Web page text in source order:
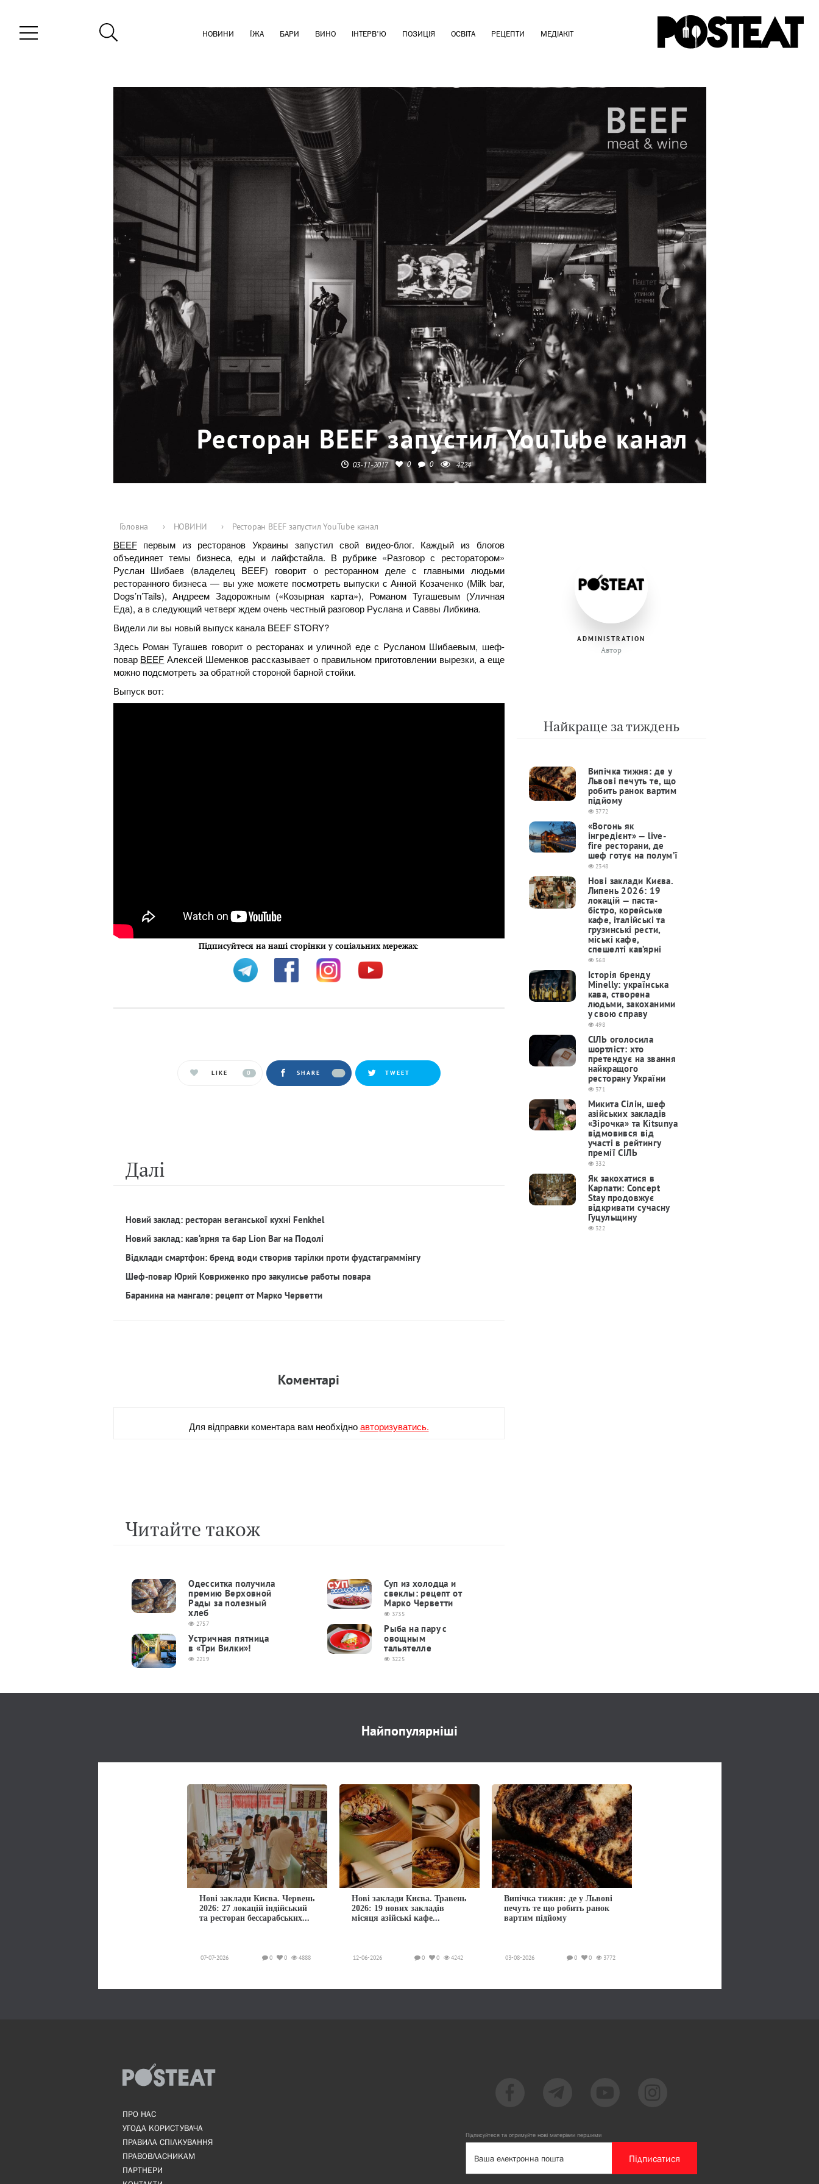
НОВИНИ ЇЖА БАРИ ВИНО ІНТЕРВ'Ю ПОЗИЦІЯ ОСВІТА РЕЦЕПТИ МЕДІАКІТ
Ресторан BEEF запустил YouTube канал
03-11-2017 0 0 4224
Головна › НОВИНИ › Ресторан BEEF запустил YouTube канал
BEEFпервым из ресторанов Украины запустил свой видео-блог. Каждый из блогов
объединяет темы бизнеса, еды и лайфстайла. В рубрике «Разговор с ресторатором»
Руслан Шибаев (владелец BEEF) говорит о ресторанном деле с главными людьми
ресторанного бизнеса — вы уже можете посмотреть выпуски с Анной Козаченко (Milk bar,
Dogs’n’Tails), Андреем Задорожным («Козырная карта»), Романом Тугашевым (Уличная
Еда), а в следующий четверг ждем очень честный разговор Руслана и Саввы Либкина.
Видели ли вы новый выпуск канала BEEF STORY?
Здесь Роман Тугашев говорит о ресторанах и уличной еде с Русланом Шибаевым, шеф-
повар BEEF Алексей Шеменков рассказывает о правильном приготовлении вырезки, а еще
можно подсмотреть за обратной стороной барной стойки.
Выпуск вот:
Підписуйтеся на наші сторінки у соціальних мережах:
LIKE 0 SHARE TWEET
Далi
Новий заклад: ресторан веганської кухні Fenkhel
Новий заклад: кав‘ярня та бар Lion Bar на Подолі
Відклади смартфон: бренд води створив тарілки проти фудстаграммінгу
Шеф-повар Юрий Ковриженко про закулисье работы повара
Баранина на мангале: рецепт от Марко Черветти
Коментарi
Для вiдправки коментара вам необхiдноавторизуватись.
Читайте також
Одесситка получила
премию Верховной
Рады за полезный
хлеб
2757
Устричная пятница
в «Три Вилки»!
2219
Суп из холодца и
свеклы: рецепт от
Марко Черветти
3735
Рыба на пару с
овощным
тальятелле
3225
ADMINISTRATION
Автор
Найкраще за тиждень
Випічка тижня: де у
Львові печуть те, що
робить ранок вартим
підйому
3772
«Вогонь як
інгредієнт» — live-
fire ресторани, де
шеф готує на полум’ї
2348
Нові заклади Києва.
Липень 2026: 19
локацій — паста-
бістро, корейське
кафе, італійські та
грузинські рести,
міські кафе,
спешелті кав’ярні
568
Історія бренду
Minelly: українська
кава, створена
людьми, закоханими
у свою справу
498
СІЛЬ оголосила
шортліст: хто
претендує на звання
найкращого
ресторану України
371
Микита Сілін, шеф
азійських закладів
«Зірочка» та Kitsunya
відмовився від
участі в рейтингу
премії СІЛЬ
332
Як закохатися в
Карпати: Concept
Stay продовжує
відкривати сучасну
Гуцульщину
322
Найпопулярніші
Нові заклади Києва. Червень
2026: 27 локацій індійський
та ресторан бессарабських...
07-07-2026 4888
0
0
Нові заклади Києва. Травень
2026: 19 нових закладів
місяця азійські кафе...
12-06-2026 4242
0
0
Випічка тижня: де у Львові
печуть те що робить ранок
вартим підйому
03-08-2026 3772
0
0
ПРО НАС
УГОДА КОРИСТУВАЧА
ПРАВИЛА СПІЛКУВАННЯ
ПРАВОВЛАСНИКАМ
ПАРТНЕРИ
Підписуйтеся та отримуйте нові матеріали першими
Підписатися